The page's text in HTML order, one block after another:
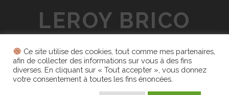
LEROY BRICO
facebook
Ce site utilise des cookies, tout comme mes partenaires,
afin de collecter des informations sur vous à des fins
diverses. En cliquant sur « Tout accepter », vous donnez
votre consentement à toutes les fins énoncées.